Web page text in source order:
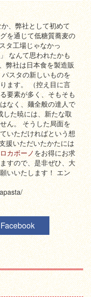
、弊社として初めて
を通じて低糖質蕎麦の
タ工場じゃなかっ
なんて思われたかも
弊社は日本食を製造販
スタの新しいものを
ます。 （控え目に言
要素が多く、そもそも
なく、麺全般の達人で
た暁には、新たな取
ん。 そうした局面を
いただければという想
援いただいたかたには
ロカボーノをお得にお求
すので、是非ぜひ、大
いいたします！ エン
Facebook